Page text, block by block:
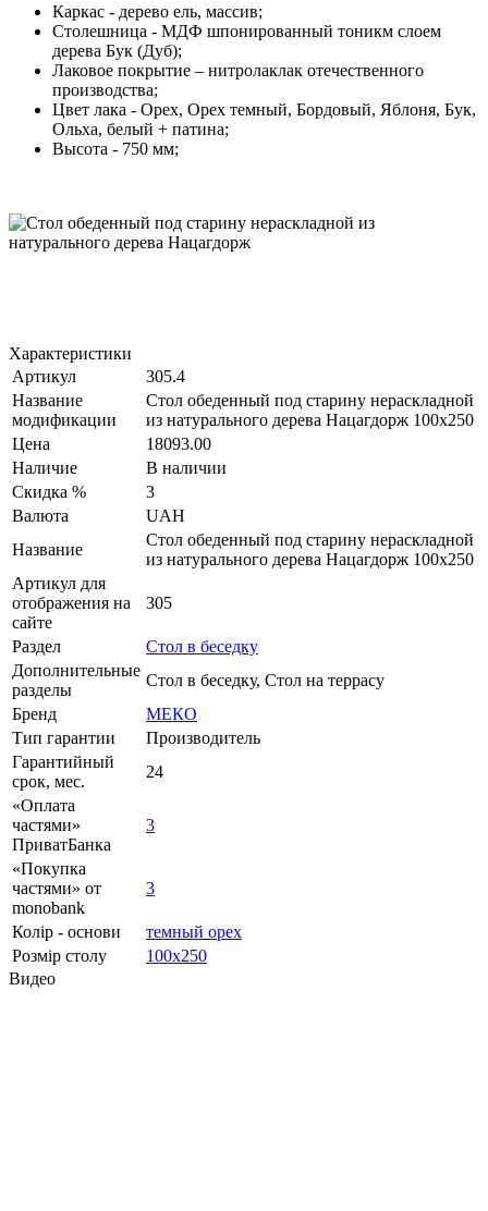
Каркас - дерево ель, массив;
Столешница - МДФ шпонированный тоникм слоем
дерева Бук (Дуб);
Лаковое покрытие – нитролаклак отечественного
производства;
Цвет лака - Орех, Орех темный, Бордовый, Яблоня, Бук,
Ольха, белый + патина;
Высота - 750 мм;
Характеристики
Артикул
305.4
Название
модификации
Стол обеденный под старину нераскладной
из натурального дерева Нацагдорж 100х250
Цена
18093.00
Наличие
В наличии
Скидка %
3
Валюта
UAH
Название
Стол обеденный под старину нераскладной
из натурального дерева Нацагдорж 100х250
Артикул для
отображения на
сайте
305
Раздел
Стол в беседку
Дополнительные
разделы
Стол в беседку, Стол на террасу
Бренд
МЕКО
Тип гарантии
Производитель
Гарантийный
срок, мес.
24
«Оплата
частями»
ПриватБанка
3
«Покупка
частями» от
monobank
3
Колір - основи
темный орех
Розмір столу
100х250
Видео